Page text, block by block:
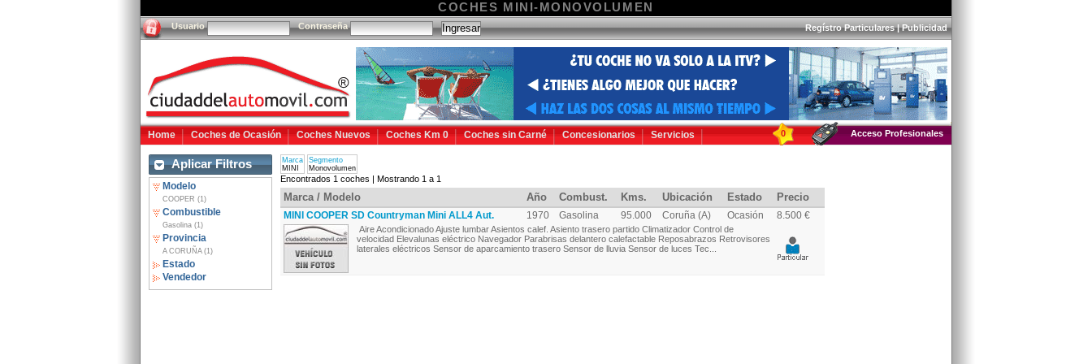
COCHES MINI-MONOVOLUMEN
Usuario Contraseña Regístro Particulares|Publicidad
Home Coches de Ocasión Coches Nuevos Coches Km 0 Coches sin Carné Concesionarios Servicios 0 Acceso Profesionales
Aplicar Filtros
Modelo
COOPER (1)
Combustible
Gasolina (1)
Provincia
A CORUÑA (1)
Estado
Vendedor
Marca
MINI
Segmento
Monovolumen
Encontrados 1 coches | Mostrando 1 a 1
Marca / Modelo Año Combust. Kms. Ubicación Estado Precio
MINI COOPER SD Countryman Mini ALL4 Aut. 1970 Gasolina 95.000 Coruña (A) Ocasión 8.500 €
Aire Acondicionado Ajuste lumbar Asientos calef. Asiento trasero partido Climatizador Control de
velocidad Elevalunas eléctrico Navegador Parabrisas delantero calefactable Reposabrazos Retrovisores
laterales eléctricos Sensor de aparcamiento trasero Sensor de lluvia Sensor de luces Tec...